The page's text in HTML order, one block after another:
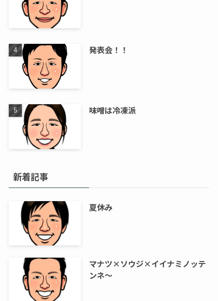
発表会！！
味噌は冷凍派
新着記事
夏休み
マナツ×ソウジ×イイナミノッテ
ンネ～